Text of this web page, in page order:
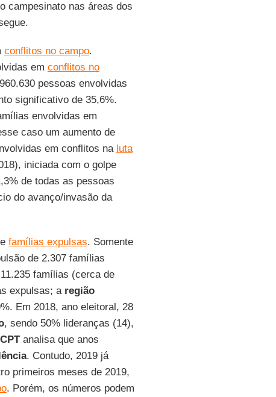
campesinato nas áreas dos
conflitos no campo.
em conflitos no
pessoas envolvidas
significativo de 35,6%.
envolvidas em
caso um aumento de
em conflitos na luta
iniciada com o golpe
de todas as pessoas
do avanço/invasão da
famílias expulsas. Somente
de 2.307 famílias
famílias (cerca de
expulsas; a região
Em 2018, ano eleitoral, 28
, sendo 50% lideranças (14),
CPTanalisa que anos
. Contudo, 2019 já
primeiros meses de 2019,
. Porém, os números podem